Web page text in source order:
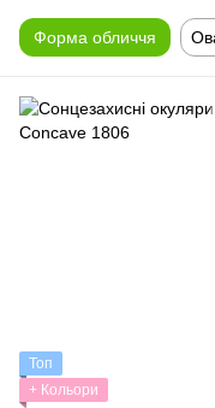
Форма обличчя
Топ
+ Кольори